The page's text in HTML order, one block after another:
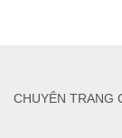
CHUYÊN TRANG